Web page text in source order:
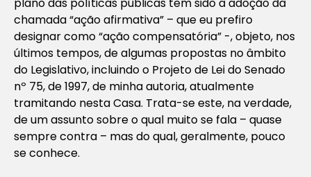
chamada “ação afirmativa” – que eu prefiro
designar como “ação compensatória” -, objeto, nos
últimos tempos, de algumas propostas no âmbito
do Legislativo, incluindo o Projeto de Lei do Senado
nº 75, de 1997, de minha autoria, atualmente
tramitando nesta Casa. Trata-se este, na verdade,
de um assunto sobre o qual muito se fala – quase
sempre contra – mas do qual, geralmente, pouco
se conhece.